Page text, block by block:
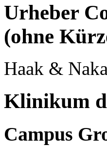
Urheber
(ohne
Haak &
Klinikum
Campus